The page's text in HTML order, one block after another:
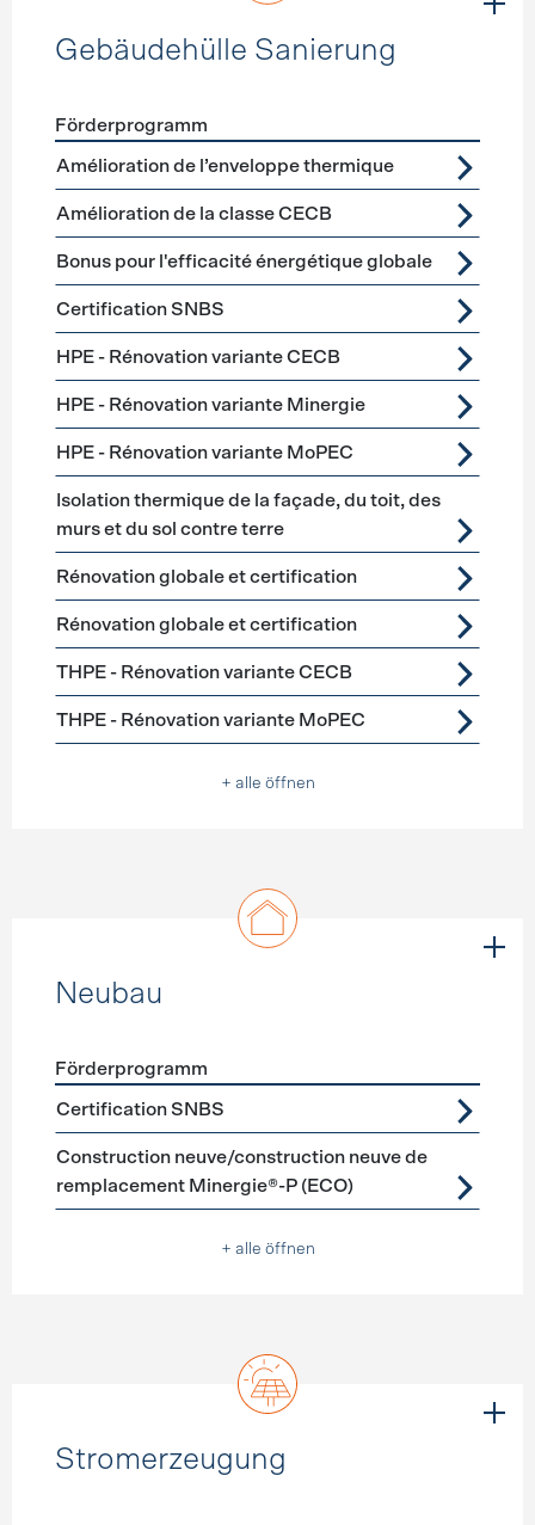
Gebäudehülle Sanierung
Förderprogramme Gebäudehülle Sanierung
Förderprogramm
Amélioration de l’enveloppe thermique
Amélioration de la classe CECB
Bonus pour l'efficacité énergétique globale
Certification SNBS
HPE - Rénovation variante CECB
HPE - Rénovation variante Minergie
HPE - Rénovation variante MoPEC
Isolation thermique de la façade, du toit, des
murs et du sol contre terre
Rénovation globale et certification
Rénovation globale et certification
THPE - Rénovation variante CECB
THPE - Rénovation variante MoPEC
+ alle öffnen
Neubau
Förderprogramme Neubau
Förderprogramm
Certification SNBS
Construction neuve/construction neuve de
remplacement Minergie®-P (ECO)
+ alle öffnen
Stromerzeugung